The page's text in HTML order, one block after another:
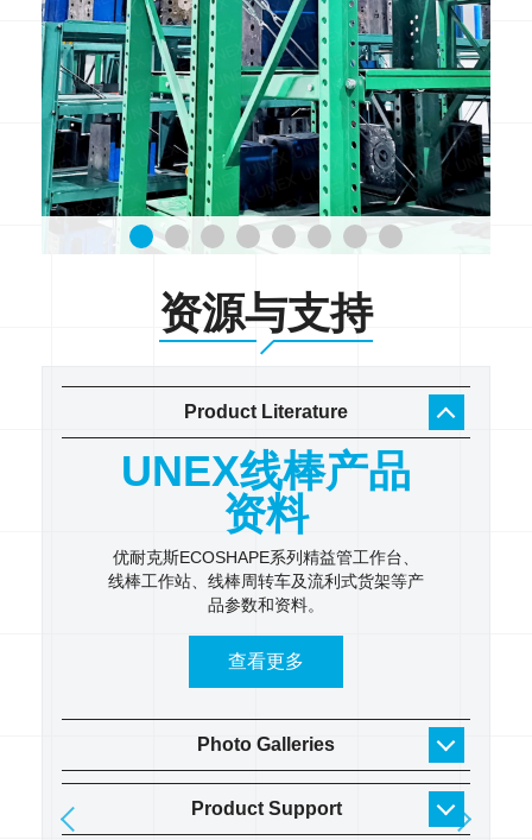
资源与支持
Product Literature
UNEX线棒产品
资料
优耐克斯ECOSHAPE系列精益管工作台、
线棒工作站、线棒周转车及流利式货架等产
品参数和资料。
查看更多
Photo Galleries
Product Support